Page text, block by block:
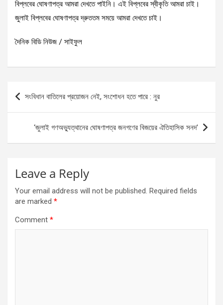
বিপ্লবের ঘোষণাপত্র আমরা দেখতে পাইনি। এই বিপ্লবের স্বীকৃতি আমরা চাই।
জুলাই বিপ্লবের ঘোষণাপত্র দ্রুততম সময়ে আমরা দেখতে চাই।
দৈনিক বিডি নিউজ / সাইফুল
Post
navigation
সংবিধান বাতিলের প্রয়োজন নেই, সংশোধন হতে পারে : নুর
‘জুলাই গণঅভ্যুত্থানের ঘোষণাপত্র জনগণের বিজয়ের ঐতিহাসিক সনদ’
Leave a Reply
Your email address will not be published. Required fields
are marked *
Comment *